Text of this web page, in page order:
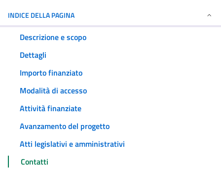
INDICE DELLA PAGINA
Descrizione e scopo
Dettagli
Importo finanziato
Modalità di accesso
Attività finanziate
Avanzamento del progetto
Atti legislativi e amministrativi
Contatti